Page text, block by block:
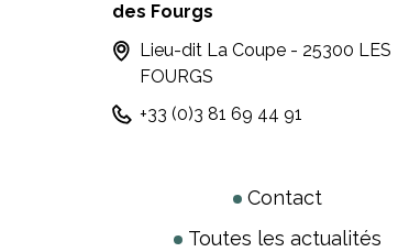
des Fourgs
Lieu-dit La Coupe - 25300 LES
FOURGS
+33 (0)3 81 69 44 91
Contact
Toutes les actualités